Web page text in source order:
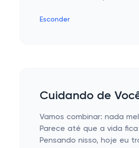
Esconder
Cuidando de
Vamos combinar: nada
Parece até que a vida
Pensando nisso, hoje eu